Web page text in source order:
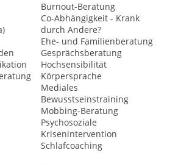
Burnout-Beratung
Co-Abhängigkeit - Krank
durch Andere?
Ehe- und Familienberatung
Gesprächsberatung
Hochsensibilität
Körpersprache
Mediales
Bewusstseinstraining
Mobbing-Beratung
Psychosoziale
Krisenintervention
Schlafcoaching